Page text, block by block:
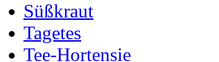
Süßkraut
Tagetes
Tee-Hortensie